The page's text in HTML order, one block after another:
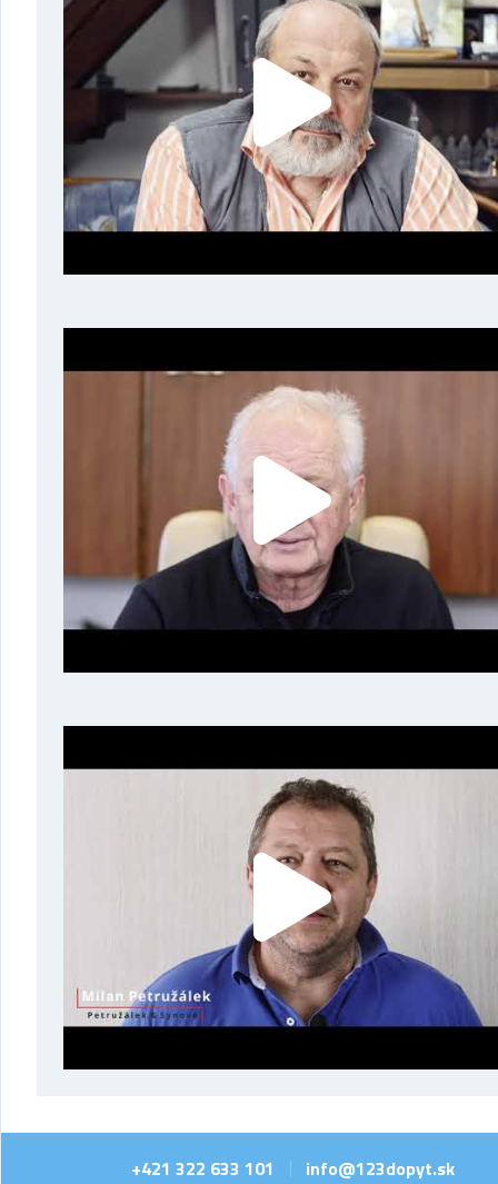
+421 322 633 101 info@123dopyt.sk